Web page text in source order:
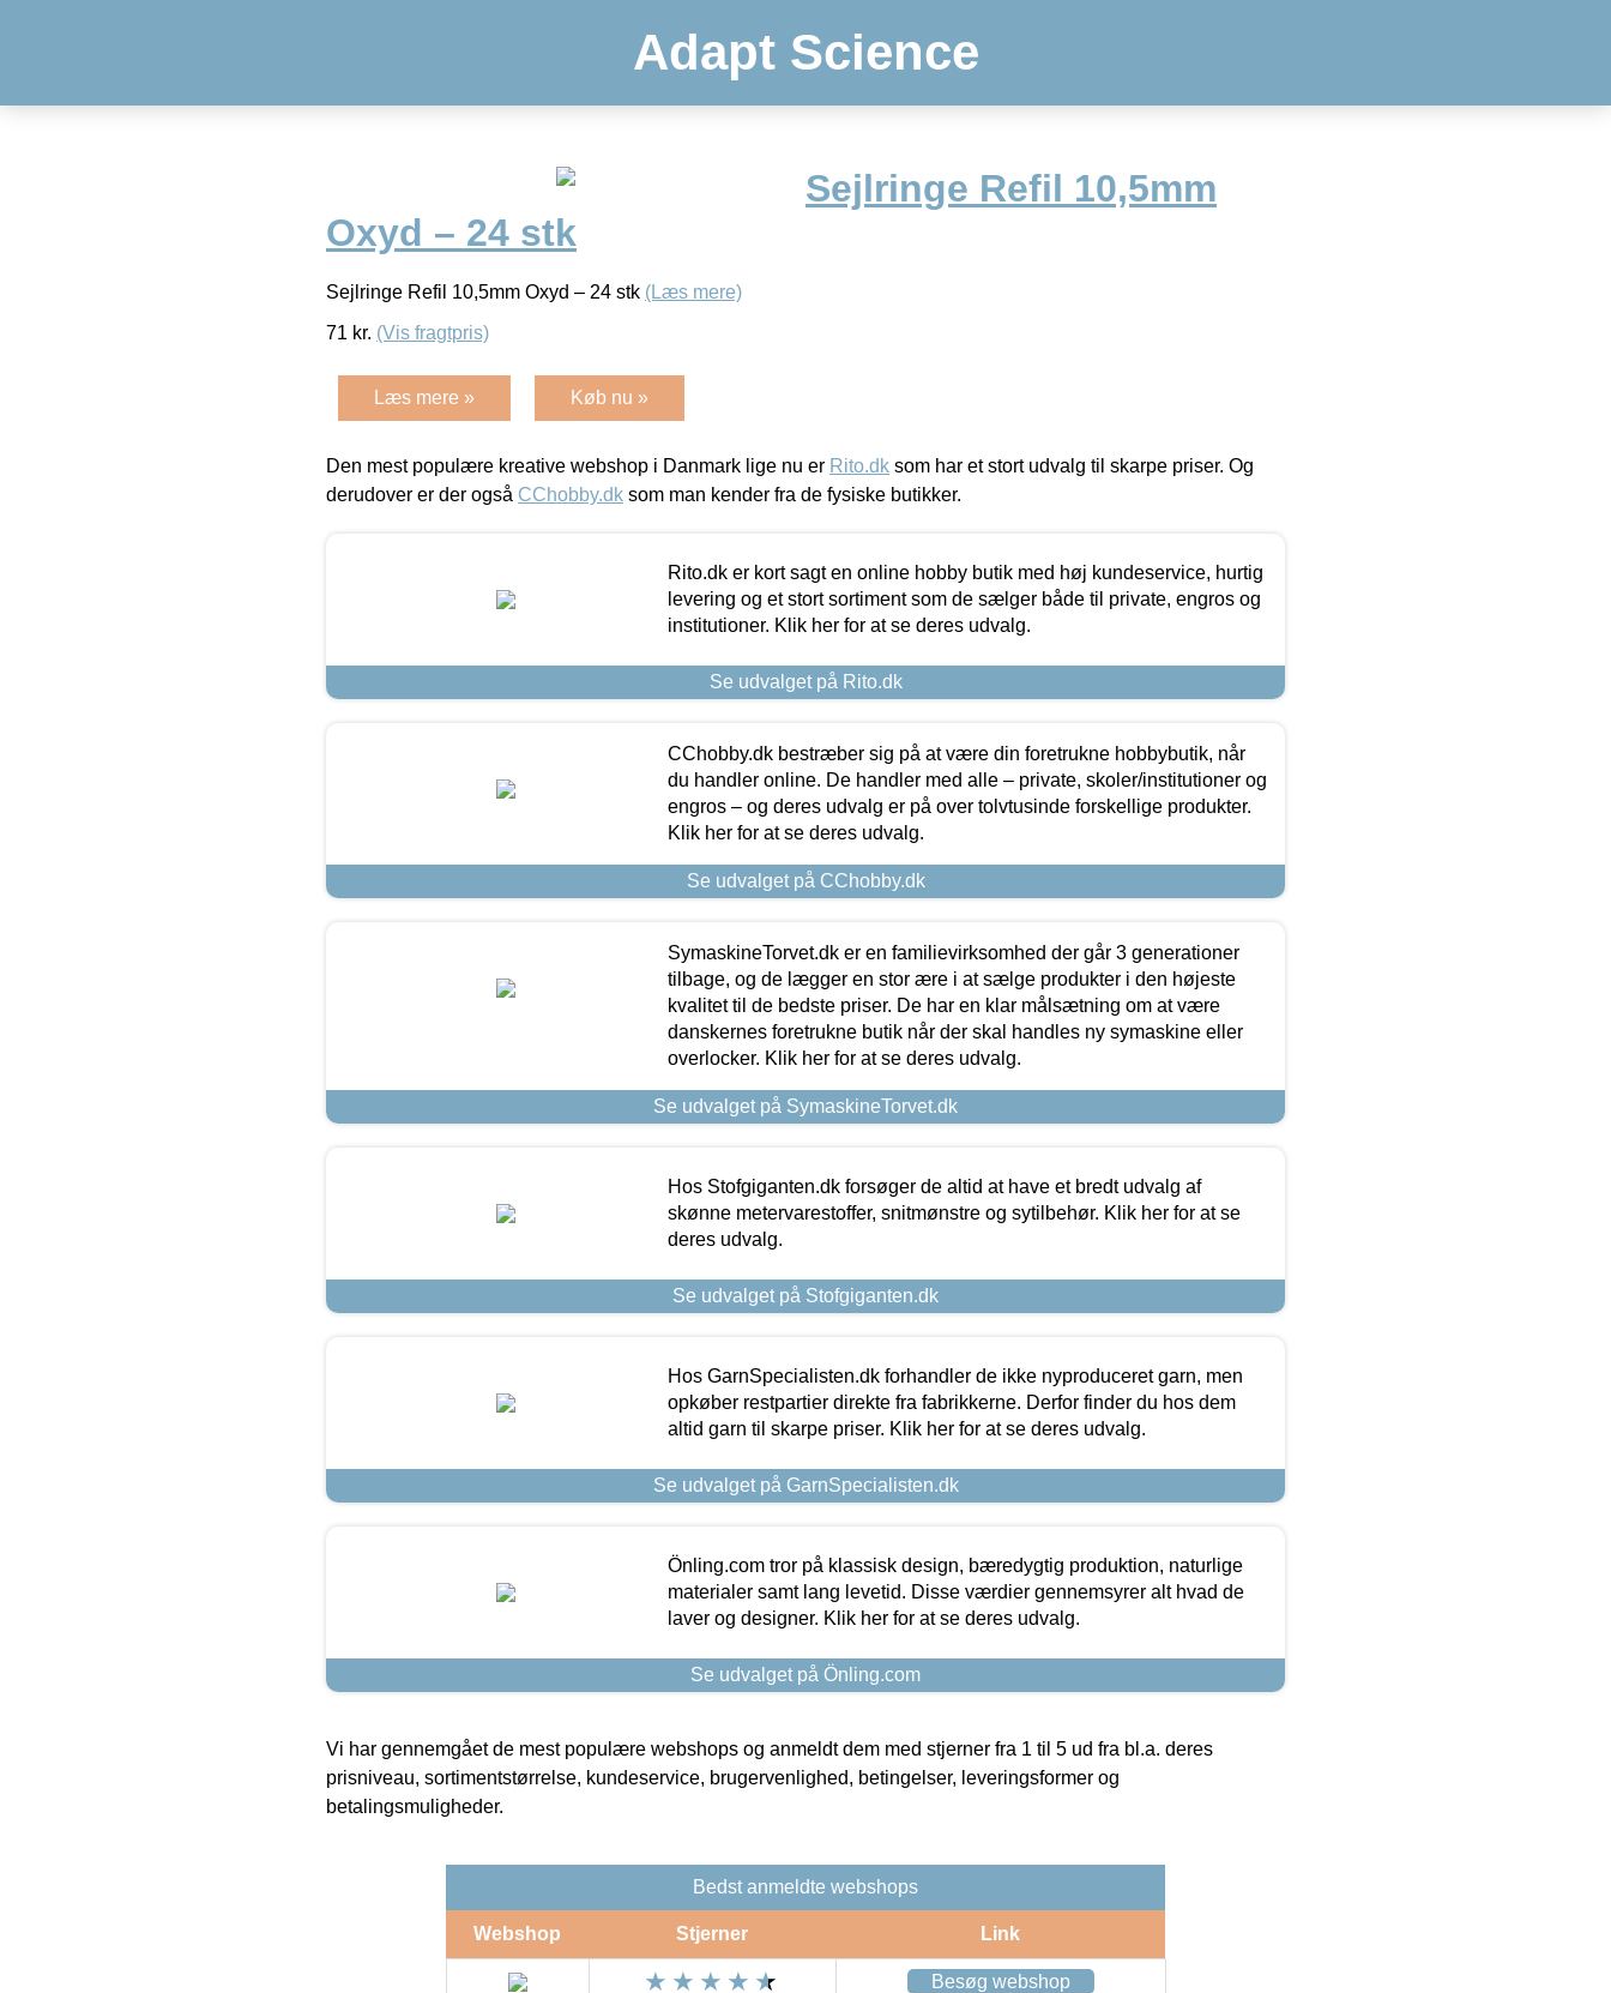
Adapt Science
Sejlringe Refil 10,5mm
Oxyd – 24 stk
Sejlringe Refil 10,5mm Oxyd – 24 stk (Læs mere)
71 kr. (Vis fragtpris)
Læs mere » Køb nu »
Den mest populære kreative webshop i Danmark lige nu er Rito.dk som har et stort udvalg til skarpe priser. Og
derudover er der også CChobby.dk som man kender fra de fysiske butikker.
Rito.dk er kort sagt en online hobby butik med høj kundeservice, hurtig
levering og et stort sortiment som de sælger både til private, engros og
institutioner. Klik her for at se deres udvalg.
Se udvalget på Rito.dk
CChobby.dk bestræber sig på at være din foretrukne hobbybutik, når
du handler online. De handler med alle – private, skoler/institutioner og
engros – og deres udvalg er på over tolvtusinde forskellige produkter.
Klik her for at se deres udvalg.
Se udvalget på CChobby.dk
SymaskineTorvet.dk er en familievirksomhed der går 3 generationer
tilbage, og de lægger en stor ære i at sælge produkter i den højeste
kvalitet til de bedste priser. De har en klar målsætning om at være
danskernes foretrukne butik når der skal handles ny symaskine eller
overlocker. Klik her for at se deres udvalg.
Se udvalget på SymaskineTorvet.dk
Hos Stofgiganten.dk forsøger de altid at have et bredt udvalg af
skønne metervarestoffer, snitmønstre og sytilbehør. Klik her for at se
deres udvalg.
Se udvalget på Stofgiganten.dk
Hos GarnSpecialisten.dk forhandler de ikke nyproduceret garn, men
opkøber restpartier direkte fra fabrikkerne. Derfor finder du hos dem
altid garn til skarpe priser. Klik her for at se deres udvalg.
Se udvalget på GarnSpecialisten.dk
Önling.com tror på klassisk design, bæredygtig produktion, naturlige
materialer samt lang levetid. Disse værdier gennemsyrer alt hvad de
laver og designer. Klik her for at se deres udvalg.
Se udvalget på Önling.com
Vi har gennemgået de mest populære webshops og anmeldt dem med stjerner fra 1 til 5 ud fra bl.a. deres
prisniveau, sortimentstørrelse, kundeservice, brugervenlighed, betingelser, leveringsformer og
betalingsmuligheder.
Bedst anmeldte webshops
Webshop Stjerner Link
Besøg webshop